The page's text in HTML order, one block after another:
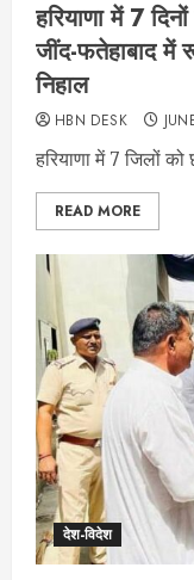
हरियाणा में 7
जींद-फतेहाबाद में
निहाल
HBN DESK
हरियाणा में 7 जिलों
READ MORE
देश-विदेश